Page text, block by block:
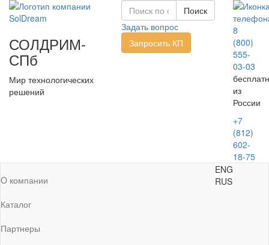
СОЛДРИМ-
СПб
Мир технологических
решений
Задать вопрос
Запросить КП
8
(800)
555-
03-03
из
России
+7
(812)
602-
18-75
O компании
Каталог
Партнеры
ENG
RUS